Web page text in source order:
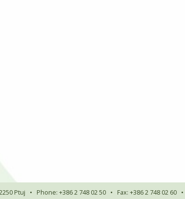
Ptuj • Phone: +386 2 748 02 50 • Fax: +386 2 748 02 60 •